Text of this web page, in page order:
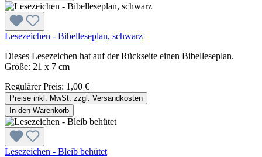
Lesezeichen - Bibelleseplan, schwarz
Dieses Lesezeichen hat auf der Rückseite einen Bibelleseplan.
Größe: 21 x 7 cm
Regulärer Preis: 1,00 €
Preise inkl. MwSt. zzgl. Versandkosten
In den Warenkorb
Lesezeichen - Bleib behütet